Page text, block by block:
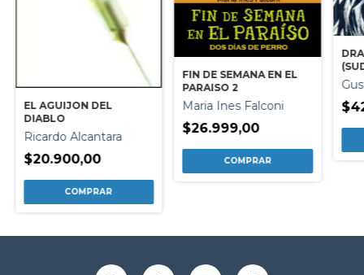
EL AGUIJON DEL
DIABLO
Ricardo Alcantara
$20.900,00
FIN DE SEMANA EN EL
PARAISO 2
Maria Ines Falconi
$26.999,00